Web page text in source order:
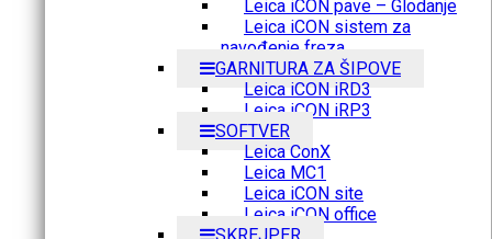
Leica iCON pave – Glodanje
Leica iCON sistem za
navođenje freza
GARNITURA ZA ŠIPOVE
Leica iCON iRD3
Leica iCON iRP3
SOFTVER
Leica ConX
Leica MC1
Leica iCON site
Leica iCON office